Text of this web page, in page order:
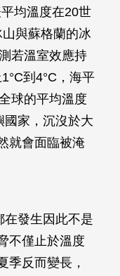
均溫度在20世
與蘇格蘭的冰
若溫室效應持
到4°C，海平
球的平均溫度
國家，沉沒於大
就會面臨被淹
在發生因此不是
不僅止於溫度
季反而變長，